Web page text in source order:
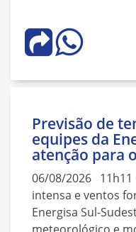
Previsão de
equipes da
atenção para
06/08/2026 11h11
intensa e ventos
Energisa Sul-